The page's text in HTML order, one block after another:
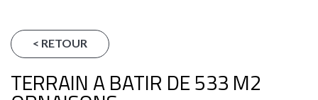
< RETOUR
TERRAIN A BATIR DE 533 M2